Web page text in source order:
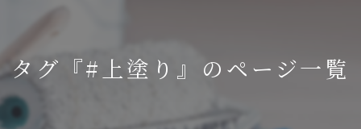
タグ『#上塗り』のページ一覧